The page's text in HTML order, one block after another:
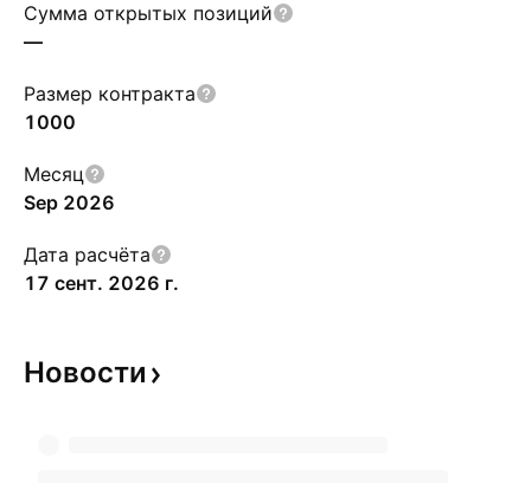
Сумма открытых позиций
—
Размер контракта
1000
Месяц
Sep 2026
Дата расчёта
17 сент. 2026 г.
Новости